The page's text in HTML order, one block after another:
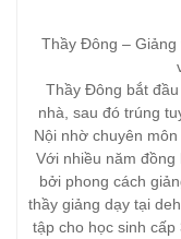
Thầy Đông – Giảng
Thầy Đông bắt
nhà, sau đó trúng
Nội nhờ chuyên
Với nhiều năm
bởi phong cách
thầy giảng dạy tại
tập cho học sinh